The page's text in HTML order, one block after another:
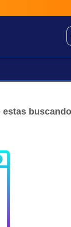
buscando